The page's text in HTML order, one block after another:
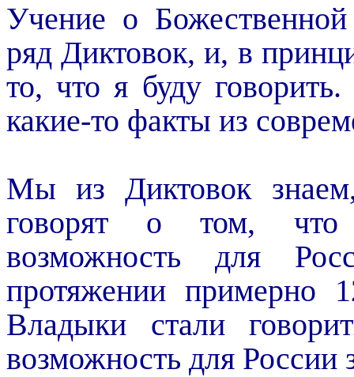
Учение о
ряд Диктовок, и, в
то, что я буду
какие-то факты из
Мы из Диктовок
говорят о том, что
возможность для
протяжении примерно
Владыки стали
возможность для России